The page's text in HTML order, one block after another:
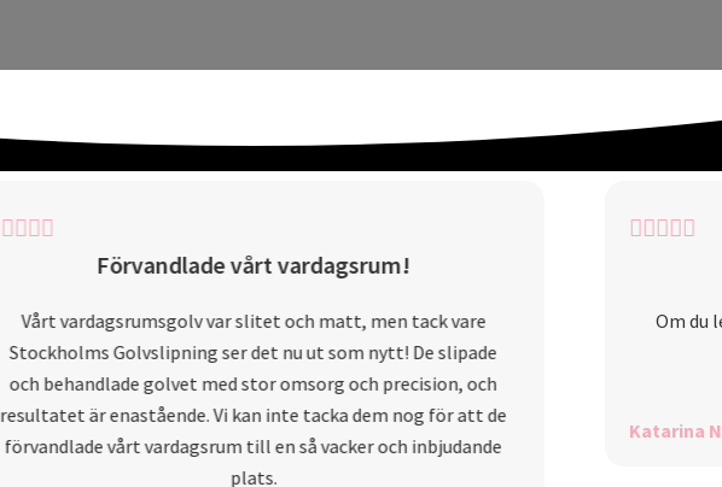
Förvandlade vårt vardagsrum!
Vårt vardagsrumsgolv var slitet och matt, men tack vare
Stockholms Golvslipning ser det nu ut som nytt! De slipade
och behandlade golvet med stor omsorg och precision, och
resultatet är enastående. Vi kan inte tacka dem nog för att de
förvandlade vårt vardagsrum till en så vacker och inbjudande
plats.
Om du
Katarina N